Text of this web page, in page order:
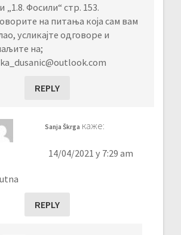
„1.8. Фосили“ стр. 153.
на питања која сам вам
усликајте одговоре и
на;
REPLY
Sanja Škrga каже:
14/04/2021 у 7:29 am
REPLY